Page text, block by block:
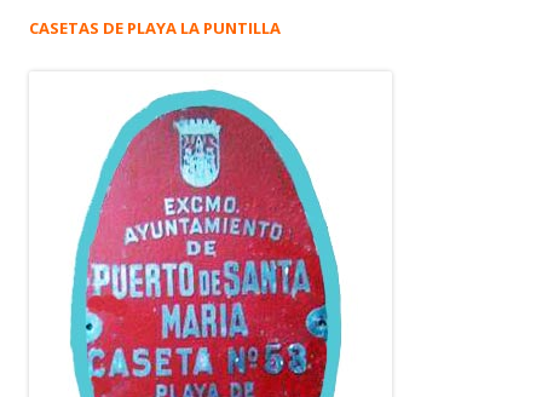
CASETAS DE PLAYA LA PUNTILLA